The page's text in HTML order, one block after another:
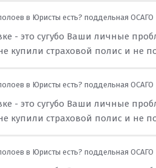
в Юристы есть? поддельная ОСАГО
- это сугубо Ваши личные
купили страховой полис и не
в Юристы есть? поддельная ОСАГО
- это сугубо Ваши личные
купили страховой полис и не
в Юристы есть? поддельная ОСАГО